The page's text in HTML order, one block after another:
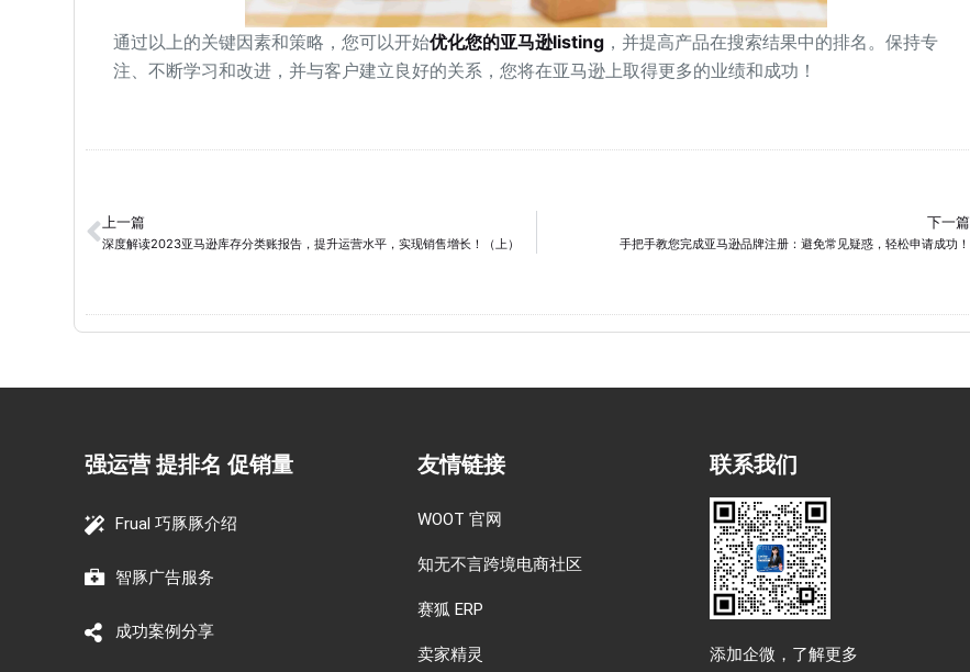
通过以上的关键因素和策略，您可以开始优化您的亚马逊listing，并提高产品在搜索结果中的排名。保持专
注、不断学习和改进，并与客户建立良好的关系，您将在亚马逊上取得更多的业绩和成功！
上一篇
深度解读2023亚马逊库存分类账报告，提升运营水平，实现销售增长！（上）
下一篇
手把手教您完成亚马逊品牌注册：避免常见疑惑，轻松申请成功！
强运营 提排名 促销量
Frual 巧豚豚介绍
智豚广告服务
成功案例分享
友情链接
WOOT 官网
知无不言跨境电商社区
赛狐 ERP
卖家精灵
联系我们
添加企微，了解更多